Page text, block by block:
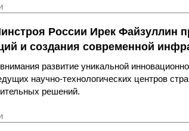
России Ирек Файзуллин
и создания современной
развитие уникальной
научно-технологических центров
решений.